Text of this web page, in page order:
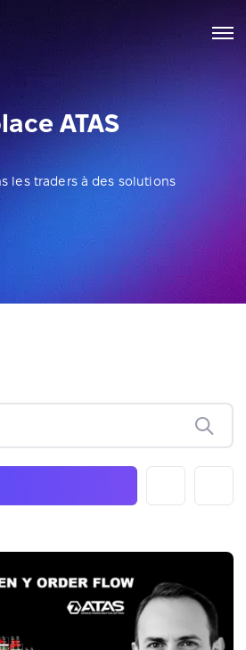
ATAS
les traders à des solutions